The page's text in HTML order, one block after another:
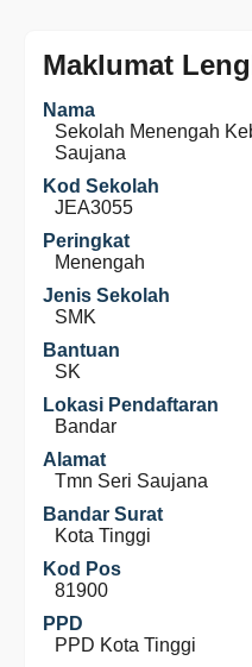
Maklumat
Nama
Sekolah Menengah
Saujana
Kod Sekolah
JEA3055
Peringkat
Menengah
Jenis Sekolah
SMK
Bantuan
SK
Lokasi Pendaftaran
Bandar
Alamat
Tmn Seri Saujana
Bandar Surat
Kota Tinggi
Kod Pos
81900
PPD
PPD Kota Tinggi